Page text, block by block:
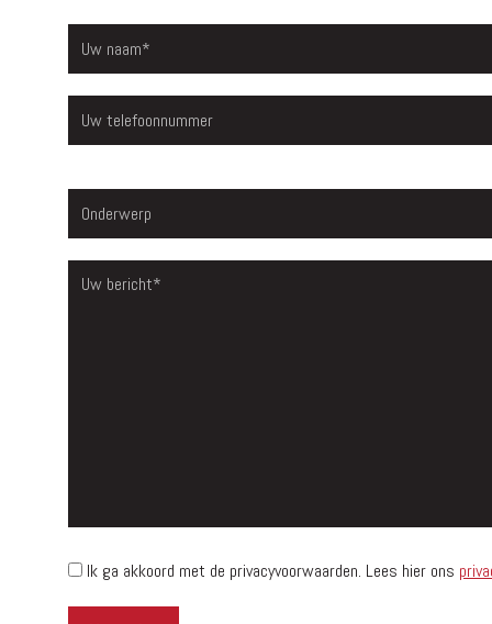
Ik ga akkoord met de privacyvoorwaarden. Lees hier ons